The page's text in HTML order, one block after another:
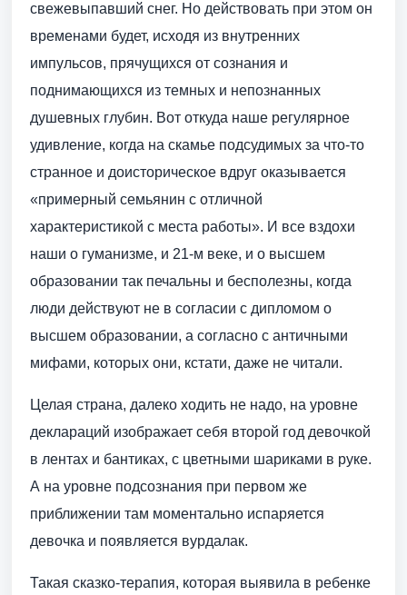
свежевыпавший снег. Но действовать при этом он
временами будет, исходя из внутренних
импульсов, прячущихся от сознания и
поднимающихся из темных и непознанных
душевных глубин. Вот откуда наше регулярное
удивление, когда на скамье подсудимых за что-то
странное и доисторическое вдруг оказывается
«примерный семьянин с отличной
характеристикой с места работы». И все вздохи
наши о гуманизме, и 21-м веке, и о высшем
образовании так печальны и бесполезны, когда
люди действуют не в согласии с дипломом о
высшем образовании, а согласно с античными
мифами, которых они, кстати, даже не читали.
Целая страна, далеко ходить не надо, на уровне
деклараций изображает себя второй год девочкой
в лентах и бантиках, с цветными шариками в руке.
А на уровне подсознания при первом же
приближении там моментально испаряется
девочка и появляется вурдалак.
Такая сказко-терапия, которая выявила в ребенке